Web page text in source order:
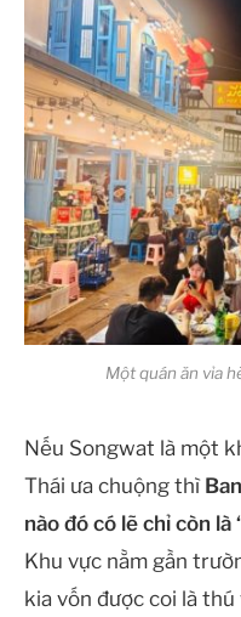
Một quán ăn vỉa
Nếu Songwat là một
Thái ưa chuộng thì
nào đó có lẽ chỉ còn là
Khu vực nằm gần
kia vốn được coi là